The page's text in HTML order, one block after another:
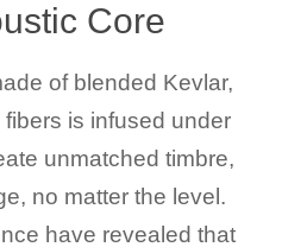
Core
of blended Kevlar,
is infused under
unmatched timbre,
no matter the level.
have revealed that